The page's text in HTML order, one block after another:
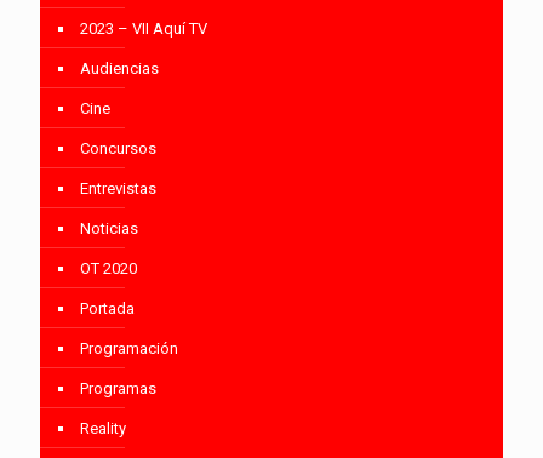
2023 – VII Aquí TV
Audiencias
Cine
Concursos
Entrevistas
Noticias
OT 2020
Portada
Programación
Programas
Reality